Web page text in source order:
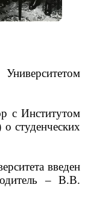
с Институтом
студенческих
введен
– В.В.